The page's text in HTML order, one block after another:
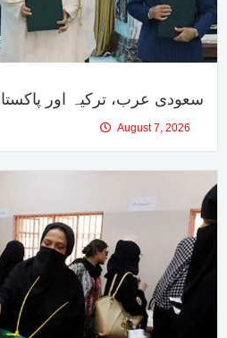
سعودی عرب، ترکیہ اور
August 7, 2026